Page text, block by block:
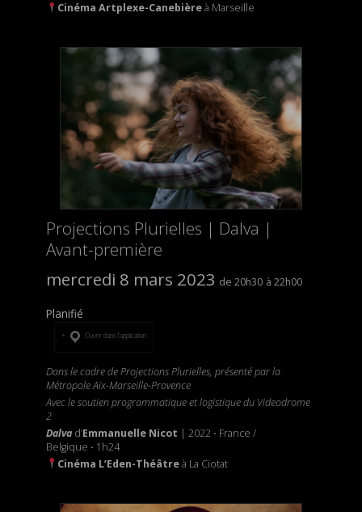
Cinéma Artplexe-Canebièreà Marseille
Projections Plurielles | Dalva |
Avant-première
mercredi 8 mars 2023
20h30 22h00
Planifié
Ouvrir dans l’application
Dans le cadre de Projections Plurielles, présenté par la
Métropole Aix-Marseille-Provence
Avec le soutien programmatique et logistique du Videodrome
2
Dalvad’Emmanuelle Nicot | 2022 · France /
Belgique · 1h24
Cinéma L’Eden-Théâtreà La Ciotat